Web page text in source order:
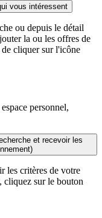
vous intéressent
ou depuis le détail
la ou les offres de
cliquer sur l'icône
personnel,
et recevoir les
les critères de votre
cliquez sur le bouton